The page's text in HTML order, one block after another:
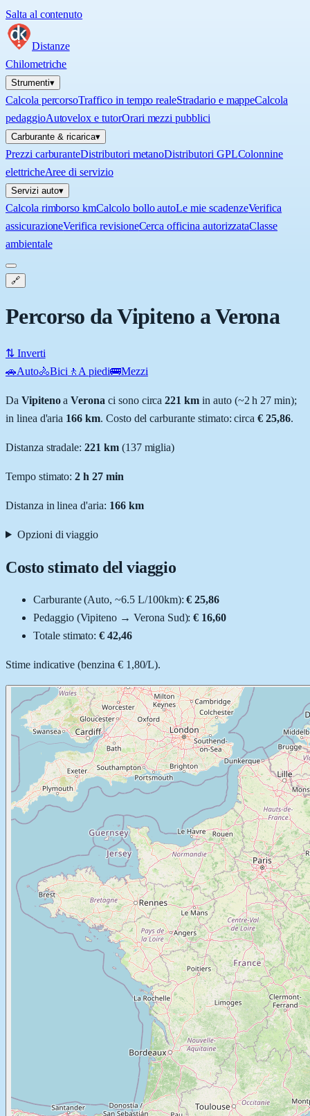
Salta al contenuto
Distanze
Chilometriche
Strumenti▾
Calcola percorsoTraffico in tempo realeStradario e mappeCalcola
pedaggioAutovelox e tutorOrari mezzi pubblici
Carburante & ricarica▾
Prezzi carburanteDistributori metanoDistributori GPLColonnine
elettricheAree di servizio
Servizi auto▾
Calcola rimborso kmCalcolo bollo autoLe mie scadenzeVerifica
assicurazioneVerifica revisioneCerca officina autorizzataClasse
ambientale
🔗
Percorso da Vipiteno a Verona
⇅ Inverti
🚗Auto🚴Bici 🚶 A piedi🚌Mezzi
Da VipitenoaVerona ci sono circa 221 km in auto (~2 h 27 min);
in linea d'aria 166 km. Costo del carburante stimato: circa € 25,86.
Distanza stradale:221 km (137miglia)
Tempo stimato:2 h 27 min
Distanza in linea d'aria: 166km
Opzioni di viaggio
Costo stimato del viaggio
Carburante (Auto, ~6.5 L/100km): € 25,86
Pedaggio (Vipiteno →Verona Sud): € 16,60
Totale stimato:€ 42,46
Stime indicative (benzina € 1,80/L).